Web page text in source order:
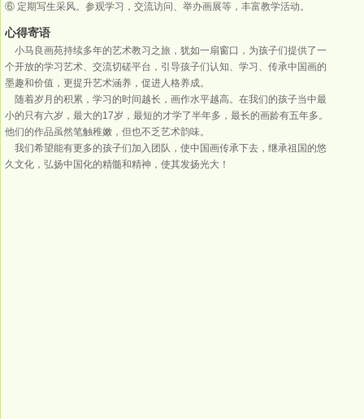
⑥ 定期写生采风。参观学习，交流访问、举办画展等，丰富教学活动。
心得寄语
小马良画苑持续多年的艺术教习之旅，犹如一扇窗口，为孩子们提供了一
个开放的学习艺术、交流切磋平台，引导孩子们认知、学习、传承中国画的
墨趣和价值，更提升艺术涵养，促进人格养成。
随着岁月的积累，学习的时间越长，画作水平越高。在我们的孩子当中最
小的只有六岁，最大的17岁，最短的才学了半年多，最长的画龄有五年多。
他们的作品虽然笔触稚嫩，但也不乏艺术韵味。
我们希望能有更多的孩子们加入团队，使中国画传承下去，继承祖国的悠
久文化，弘扬中国化的精髓和精神，使其发扬光大！